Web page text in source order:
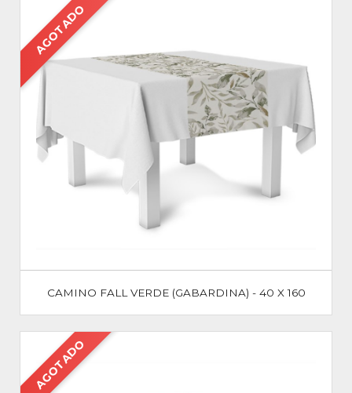
AGOTADO
CAMINO FALL VERDE (GABARDINA) - 40 X 160
AGOTADO